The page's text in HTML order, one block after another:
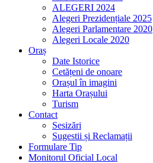
ALEGERI 2024
Alegeri Prezidențiale 2025
Alegeri Parlamentare 2020
Alegeri Locale 2020
Oraș
Date Istorice
Cetățeni de onoare
Orașul în imagini
Harta Orașului
Turism
Contact
Sesizări
Sugestii și Reclamații
Formulare Tip
Monitorul Oficial Local